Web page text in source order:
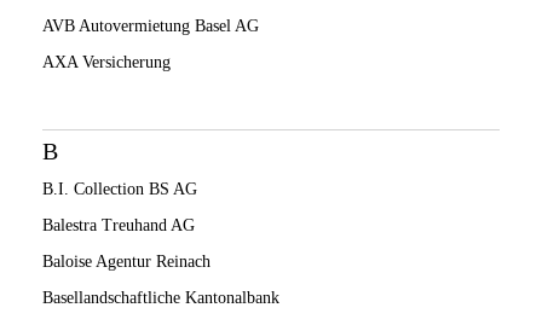
AVB Autovermietung Basel AG
AXA Versicherung
B
B.I. Collection BS AG
Balestra Treuhand AG
Baloise Agentur Reinach
Basellandschaftliche Kantonalbank